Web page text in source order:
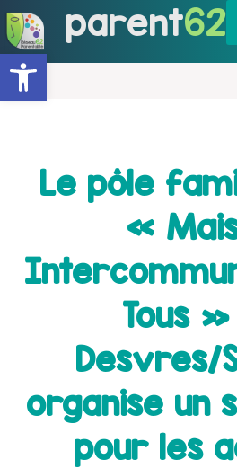
Ouvrir la barre d’outils
parent62
Le pôle
«
Tous
Desvres/
organise un
pour les